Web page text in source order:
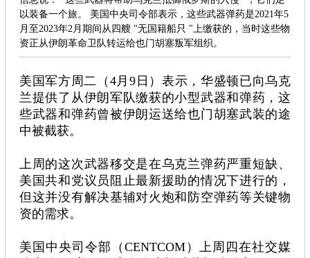
以装备一个旅。 美国中央司令部表示，这些武器弹药是2021年5
月至2023年2月期间从四艘 "无国籍船只 "上缴获的，当时这些物
资正从伊朗革命卫队转运给也门胡塞叛军组织。
美国军方周二（4月9日）表示，华盛顿已向乌克
兰提供了从伊朗军队缴获的小型武器和弹药，这
些武器和弹药曾被伊朗运送给也门胡塞武装的途
中被截获。
上周的这次武器移交是在乌克兰弹药严重短缺、
美国共和党议员阻止最新援助的情况下进行的，
但这并没有解决基辅对火炮和防空弹药等关键物
资的需求。
美国中央司令部（CENTCOM）上周四在社交媒